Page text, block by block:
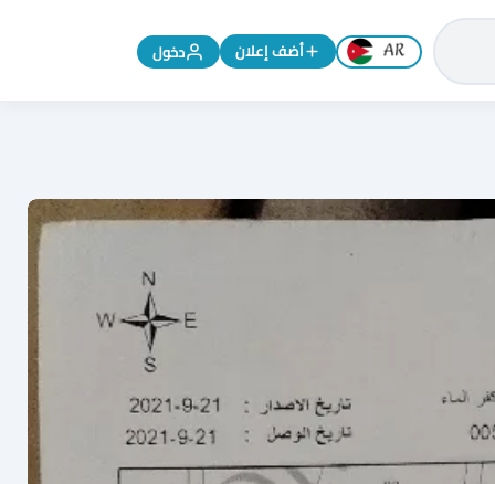
تغيير اللغة إلى الإنجليزية
أضف إعلان دخول